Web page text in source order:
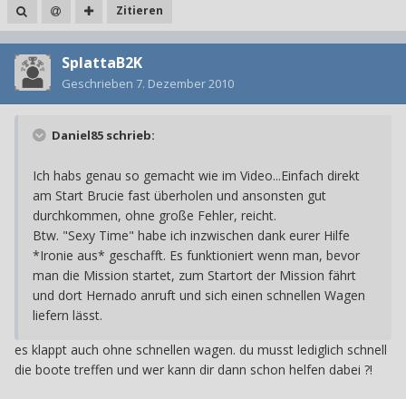
Zitieren
SplattaB2K
Geschrieben 7. Dezember 2010
Daniel85 schrieb:
Ich habs genau so gemacht wie im Video...Einfach direkt
am Start Brucie fast überholen und ansonsten gut
durchkommen, ohne große Fehler, reicht.
Btw. "Sexy Time" habe ich inzwischen dank eurer Hilfe
*Ironie aus* geschafft. Es funktioniert wenn man, bevor
man die Mission startet, zum Startort der Mission fährt
und dort Hernado anruft und sich einen schnellen Wagen
liefern lässt.
es klappt auch ohne schnellen wagen. du musst lediglich schnell
die boote treffen und wer kann dir dann schon helfen dabei ?!